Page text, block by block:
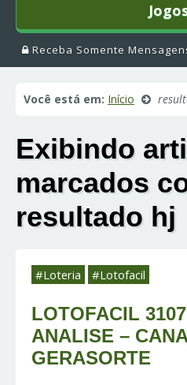
Receba Somente
Você está em: Início
Exibindo
marcados
resultado hj
#Loteria #Lotofacil
LOTOFACIL
ANALISE –
GERASORTE